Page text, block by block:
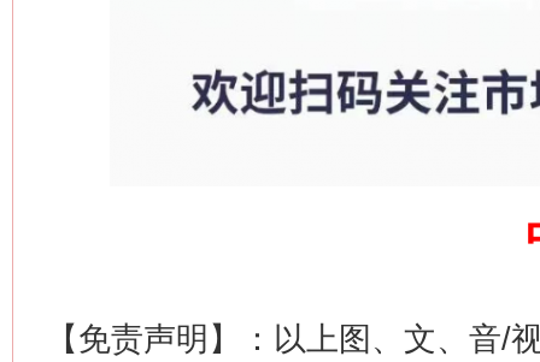
【免责声明】：以上图、文、音/